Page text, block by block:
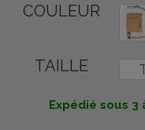
COULEUR
TAILLE
Expédié sous 3